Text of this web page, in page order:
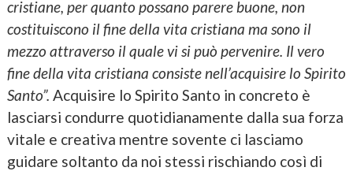
cristiane, per quanto possano parere buone, non
costituiscono il fine della vita cristiana ma sono il
mezzo attraverso il quale vi si può pervenire. Il vero
fine della vita cristiana consiste nell’acquisire lo Spirito
Santo”. Acquisire lo Spirito Santo in concreto è
lasciarsi condurre quotidianamente dalla sua forza
vitale e creativa mentre sovente ci lasciamo
guidare soltanto da noi stessi rischiando così di